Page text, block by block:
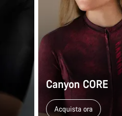
Canyon CORE
Acquista ora